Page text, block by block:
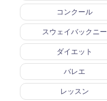
コンクール
スウェイバックニー
ダイエット
バレエ
レッスン